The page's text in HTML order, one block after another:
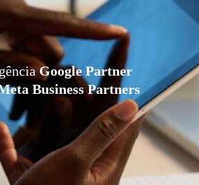
Google Partner
Business Partners